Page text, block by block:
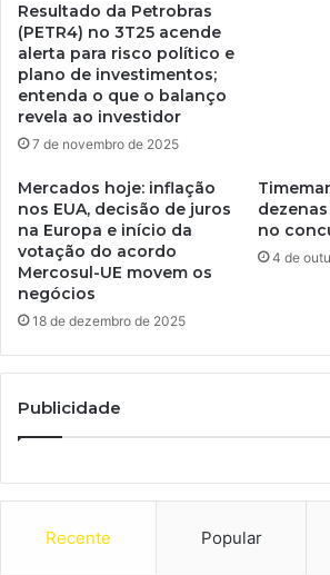
Resultado da Petrobras
(PETR4) no 3T25 acende
alerta para risco político e
plano de investimentos;
entenda o que o balanço
revela ao investidor
7 de novembro de 2025
Mercados hoje: inflação
nos EUA, decisão de juros
na Europa e início da
votação do acordo
Mercosul-UE movem os
negócios
18 de dezembro de 2025
no
4 de
Publicidade
Recente Popular